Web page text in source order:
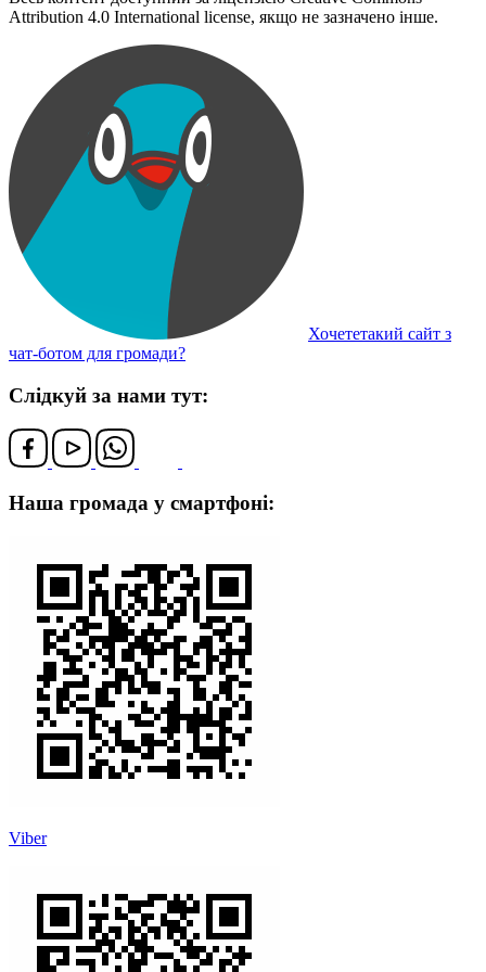
Attribution 4.0 International license, якщо не зазначено інше.
Хочететакий сайт з
чат-ботом для громади?
Слідкуй за нами тут:
Наша громада у смартфоні:
Viber